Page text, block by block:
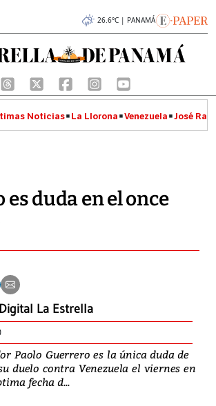
26.6°C | PANAMÁ
Noticias La Llorona Venezuela José
es duda en el once
La Estrella
Paolo Guerrero es la única duda de
duelo contra Venezuela el viernes en
fecha d...